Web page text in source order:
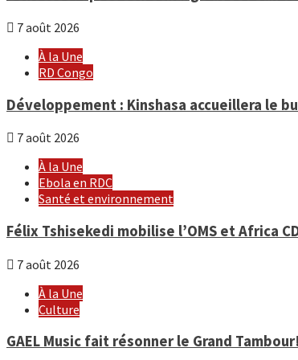
7 août 2026
À la Une
RD Congo
Développement : Kinshasa accueillera le
7 août 2026
À la Une
Ebola en RDC
Santé et environnement
Félix Tshisekedi mobilise l’OMS et Africa
7 août 2026
À la Une
Culture
GAEL Music fait résonner le Grand Tambour!